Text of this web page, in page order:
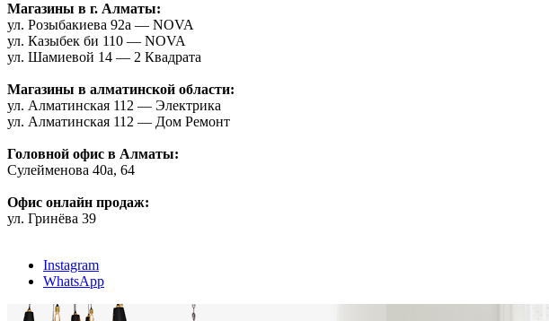
Магазины в г. Алматы:
ул. Розыбакиева 92а — NOVA
ул. Казыбек би 110 — NOVA
ул. Шамиевой 14 — 2 Квадрата
Магазины в алматинской области:
ул. Алматинская 112 — Электрика
ул. Алматинская 112 — Дом Ремонт
Головной офис в Алматы:
Сулейменова 40а, 64
Офис онлайн продаж:
ул. Гринёва 39
Instagram
WhatsApp